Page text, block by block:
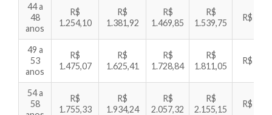
44 a
48
anos
R$
1.254,10
R$
1.381,92
R$
1.469,85
R$
1.539,75
R$
49 a
53
anos
R$
1.475,07
R$
1.625,41
R$
1.728,84
R$
1.811,05
R$
54 a
58
R$
1.755,33
R$
1.934,24
R$
2.057,32
R$
2.155,15
R$